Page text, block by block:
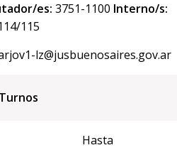
es: 3751-1100 Interno/s:
115
lz@jusbuenosaires.gov.ar
Turnos
Hasta